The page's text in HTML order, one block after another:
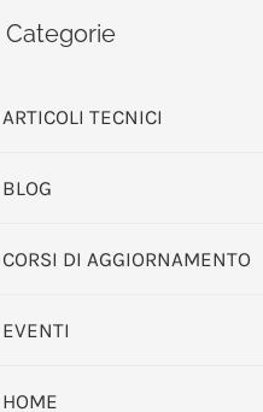
Categorie
ARTICOLI TECNICI
BLOG
CORSI DI AGGIORNAMENTO
EVENTI
HOME